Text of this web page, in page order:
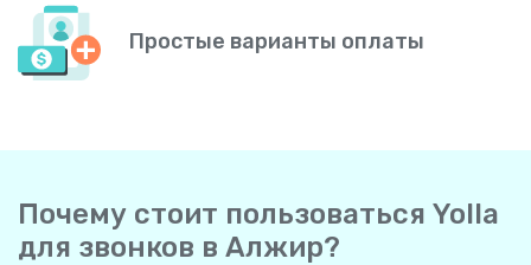
Простые варианты оплаты
Почему стоит пользоваться Yolla
для звонков в Алжир?